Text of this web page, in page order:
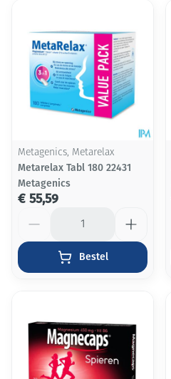
Metagenics, Metarelax
Metarelax Tabl 180 22431
Metagenics
€ 55,59
Bestel